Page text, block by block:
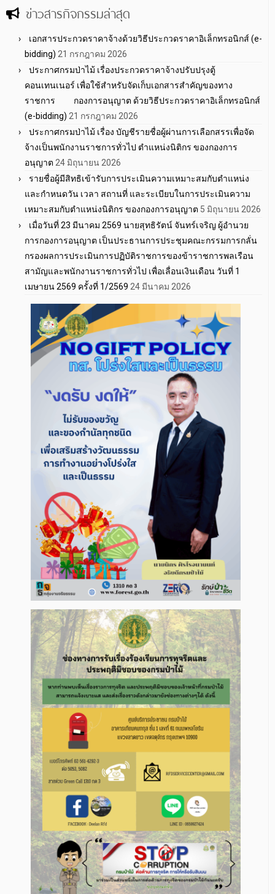
ข่าวสารกิจกรรมล่าสุด
เอกสารประกวดราคาจ้างด้วยวิธีประกวดราคาอิเล็กทรอนิกส์ (e-
bidding) 21 กรกฎาคม 2026
ประกาศกรมป่าไม้ เรื่องประกวดราคาจ้างปรับปรุงตู้
คอนเทนเนอร์ เพื่อใช้สำหรับจัดเก็บเอกสารสำคัญของทาง
ราชการ กองการอนุญาต ด้วยวิธีประกวดราคาอิเล็กทรอนิกส์
(e-bidding) 21 กรกฎาคม 2026
ประกาศกรมป่าไม้ เรื่อง บัญชีรายชื่อผู้ผ่านการเลือกสรรเพื่อจัด
จ้างเป็นพนักงานราชการทั่วไป ตำแหน่งนิติกร ของกองการ
อนุญาต 24 มิถุนายน 2026
รายชื่อผู้มีสิทธิเข้ารับการประเมินความเหมาะสมกับตำแหน่ง
และกำหนดวัน เวลา สถานที่ และระเบียบในการประเมินความ
เหมาะสมกับตำแหน่งนิติกร ของกองการอนุญาต 5 มิถุนายน 2026
เมื่อวันที่ 23 มีนาคม 2569 นายสุทธิรัตน์ จันทร์เจริญ ผู้อำนวย
การกองการอนุญาต เป็นประธานการประชุมคณะกรรมการกลั่น
กรองผลการประเมินการปฏิบัติราชการของข้าราชการพลเรือน
สามัญและพนักงานราชการทั่วไป เพื่อเลื่อนเงินเดือน วันที่ 1
เมษายน 2569 ครั้งที่ 1/2569 24 มีนาคม 2026